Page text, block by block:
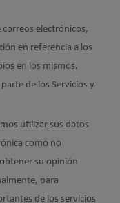
electrónicos,
en referencia a los
en los mismos.
de los Servicios y
utilizar sus datos
como no
su opinión
para
de los servicios